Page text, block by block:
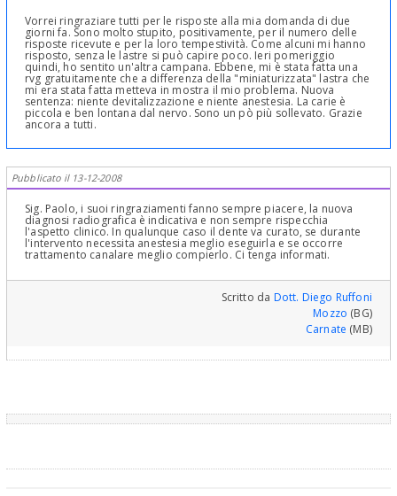
Vorrei ringraziare tutti per le risposte alla mia domanda di due
giorni fa. Sono molto stupito, positivamente, per il numero delle
risposte ricevute e per la loro tempestività. Come alcuni mi hanno
risposto, senza le lastre si può capire poco. Ieri pomeriggio
quindi, ho sentito un'altra campana. Ebbene, mi è stata fatta una
rvg gratuitamente che a differenza della "miniaturizzata" lastra che
mi era stata fatta metteva in mostra il mio problema. Nuova
sentenza: niente devitalizzazione e niente anestesia. La carie è
piccola e ben lontana dal nervo. Sono un pò più sollevato. Grazie
ancora a tutti.
Pubblicato il 13-12-2008
Sig. Paolo, i suoi ringraziamenti fanno sempre piacere, la nuova
diagnosi radiografica è indicativa e non sempre rispecchia
l'aspetto clinico. In qualunque caso il dente va curato, se durante
l'intervento necessita anestesia meglio eseguirla e se occorre
trattamento canalare meglio compierlo. Ci tenga informati.
Scritto da Dott. Diego Ruffoni
Mozzo (BG)
Carnate (MB)